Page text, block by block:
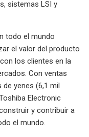
sistemas LSI y
todo el mundo
el valor del producto
los clientes en la
Con ventas
yenes (6,1 mil
Electronic
y contribuir a
el mundo.